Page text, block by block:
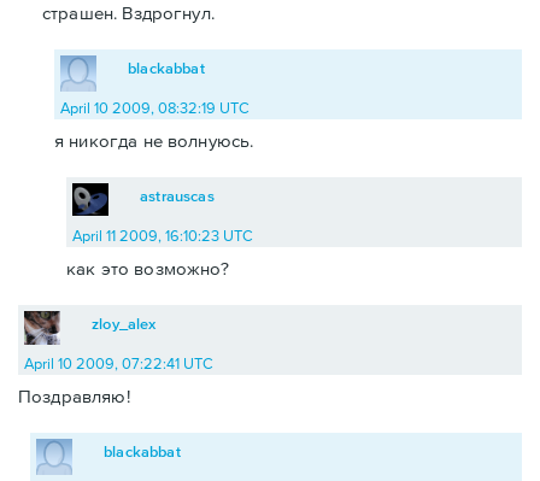
страшен. Вздрогнул.
blackabbat
April 10 2009, 08:32:19 UTC
я никогда не волнуюсь.
astrauscas
April 11 2009, 16:10:23 UTC
как это возможно?
zloy_alex
April 10 2009, 07:22:41 UTC
Поздравляю!
blackabbat